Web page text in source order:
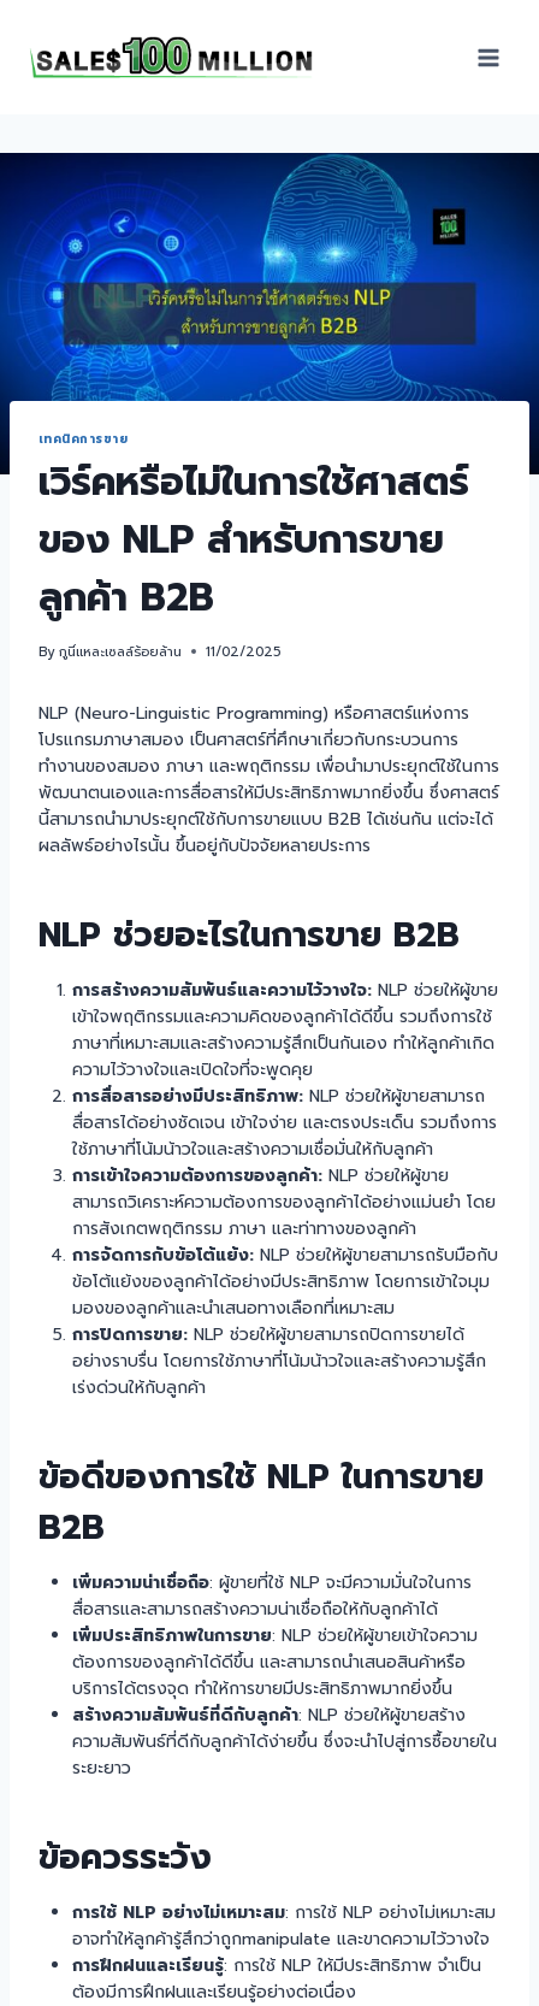
เทคนิคการขาย
เวิร์คหรือไม่ในการใช้ศาสตร์
ของ NLP สำหรับการขาย
ลูกค้า B2B
Byกูนี่แหละเซลล์ร้อยล้าน 11/02/2025
NLP (Neuro-Linguistic Programming) หรือศาสตร์แห่งการ
โปรแกรมภาษาสมอง เป็นศาสตร์ที่ศึกษาเกี่ยวกับกระบวนการ
ทำงานของสมอง ภาษา และพฤติกรรม เพื่อนำมาประยุกต์ใช้ในการ
พัฒนาตนเองและการสื่อสารให้มีประสิทธิภาพมากยิ่งขึ้น ซึ่งศาสตร์
นี้สามารถนำมาประยุกต์ใช้กับการขายแบบ B2B ได้เช่นกัน แต่จะได้
ผลลัพธ์อย่างไรนั้น ขึ้นอยู่กับปัจจัยหลายประการ
NLP ช่วยอะไรในการขาย B2B
การสร้างความสัมพันธ์และความไว้วางใจ: NLP ช่วยให้ผู้ขาย
เข้าใจพฤติกรรมและความคิดของลูกค้าได้ดีขึ้น รวมถึงการใช้
ภาษาที่เหมาะสมและสร้างความรู้สึกเป็นกันเอง ทำให้ลูกค้าเกิด
ความไว้วางใจและเปิดใจที่จะพูดคุย
การสื่อสารอย่างมีประสิทธิภาพ: NLP ช่วยให้ผู้ขายสามารถ
สื่อสารได้อย่างชัดเจน เข้าใจง่าย และตรงประเด็น รวมถึงการ
ใช้ภาษาที่โน้มน้าวใจและสร้างความเชื่อมั่นให้กับลูกค้า
การเข้าใจความต้องการของลูกค้า: NLP ช่วยให้ผู้ขาย
สามารถวิเคราะห์ความต้องการของลูกค้าได้อย่างแม่นยำ โดย
การสังเกตพฤติกรรม ภาษา และท่าทางของลูกค้า
การจัดการกับข้อโต้แย้ง: NLP ช่วยให้ผู้ขายสามารถรับมือกับ
ข้อโต้แย้งของลูกค้าได้อย่างมีประสิทธิภาพ โดยการเข้าใจมุม
มองของลูกค้าและนำเสนอทางเลือกที่เหมาะสม
การปิดการขาย: NLP ช่วยให้ผู้ขายสามารถปิดการขายได้
อย่างราบรื่น โดยการใช้ภาษาที่โน้มน้าวใจและสร้างความรู้สึก
เร่งด่วนให้กับลูกค้า
ข้อดีของการใช้ NLP ในการขาย
B2B
เพิ่มความน่าเชื่อถือ: ผู้ขายที่ใช้ NLP จะมีความมั่นใจในการ
สื่อสารและสามารถสร้างความน่าเชื่อถือให้กับลูกค้าได้
เพิ่มประสิทธิภาพในการขาย: NLP ช่วยให้ผู้ขายเข้าใจความ
ต้องการของลูกค้าได้ดีขึ้น และสามารถนำเสนอสินค้าหรือ
บริการได้ตรงจุด ทำให้การขายมีประสิทธิภาพมากยิ่งขึ้น
สร้างความสัมพันธ์ที่ดีกับลูกค้า: NLP ช่วยให้ผู้ขายสร้าง
ความสัมพันธ์ที่ดีกับลูกค้าได้ง่ายขึ้น ซึ่งจะนำไปสู่การซื้อขายใน
ระยะยาว
ข้อควรระวัง
การใช้ NLP อย่างไม่เหมาะสม: การใช้ NLP อย่างไม่เหมาะสม
อาจทำให้ลูกค้ารู้สึกว่าถูกmanipulate และขาดความไว้วางใจ
การฝึกฝนและเรียนรู้: การใช้ NLP ให้มีประสิทธิภาพ จำเป็น
ต้องมีการฝึกฝนและเรียนรู้อย่างต่อเนื่อง